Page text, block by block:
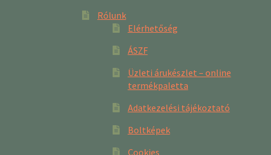
Rólunk
Elérhetőség
ÁSZF
Üzleti árukészlet – online
termékpaletta
Adatkezelési tájékoztató
Boltképek
Cookies